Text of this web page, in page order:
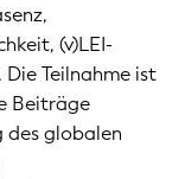
(v)LEI-
Teilnahme ist
Beiträge
des globalen